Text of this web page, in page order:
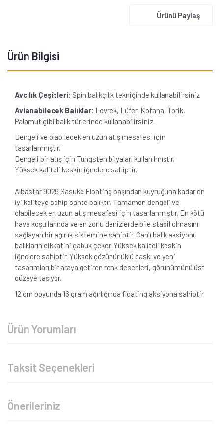
Ürünü Paylaş
Ürün Bilgisi
Avcılık Çeşitleri: Spin balıkçılık tekniğinde kullanabilirsiniz
Avlanabilecek Balıklar: Levrek, Lüfer, Kofana, Torik,
Palamut gibi balık türlerinde kullanabilirsiniz.
Dengeli ve olabilecek en uzun atış mesafesi için
tasarlanmıştır.
Dengeli bir atış için Tungsten bilyaları kullanılmıştır.
Yüksek kaliteli keskin iğnelere sahiptir.
Albastar 9029 Sasuke Floating başından kuyruğuna kadar en
iyi kaliteye sahip sahte balıktır. Tamamen dengeli ve
olabilecek en uzun atış mesafesi için tasarlanmıştır. En kötü
hava koşullarında ve en zorlu denizlerde bile stabil olmasını
sağlayan bir ağırlık sistemine sahiptir. Canlı balık aksiyonu
balıkların dikkatini çabuk çeker. Yüksek kaliteli keskin
iğnelere sahiptir. Yüksek çözünürlüklü baskı ve yeni
tasarımları bir araya getiren renk desenleri, görünümünü üst
düzeye taşıyor.
12 cm boyunda 16 gram ağırlığında floating aksiyona sahiptir.
Ürün Yorumları
Taksit Seçenekleri
Önerileriniz